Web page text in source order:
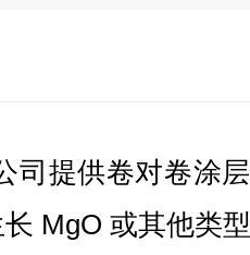
司提供卷对卷涂
MgO 或其他类